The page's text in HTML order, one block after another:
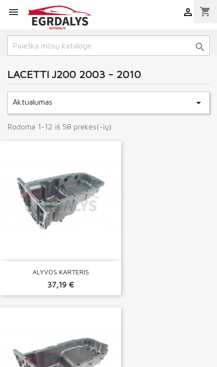
 shopping_cart


LACETTI J200 2003 - 2010
Aktualumas 
Rodoma 1-12 iš 58 prekės(-ių)
ALYVOS KARTERIS
37,19 €